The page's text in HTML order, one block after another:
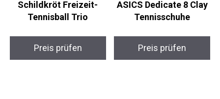
Schildkröt Freizeit-
Tennisball Trio
Preis prüfen
ASICS Dedicate 8 Clay
Tennisschuhe
Preis prüfen